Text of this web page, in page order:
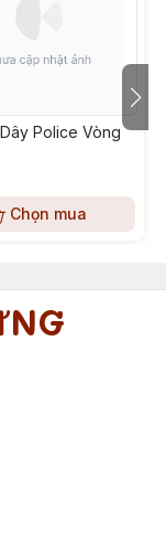
Police Vòng
Chọn mua